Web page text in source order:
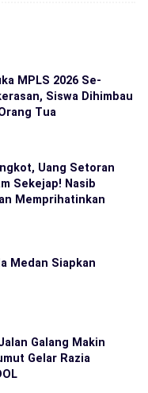
MPLS 2026 Se-
Siswa Dihimbau
Tua
Uang Setoran
Sekejap! Nasib
Memprihatinkan
Medan Siapkan
Galang Makin
Gelar Razia